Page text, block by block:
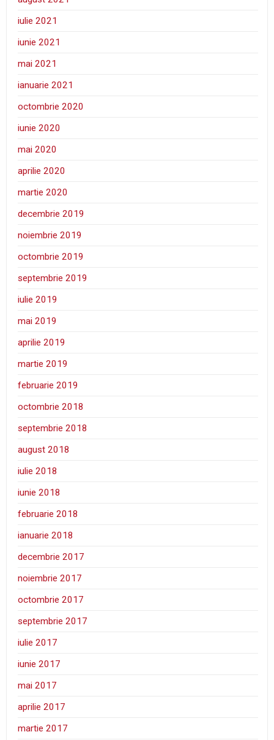
iulie 2021
iunie 2021
mai 2021
ianuarie 2021
octombrie 2020
iunie 2020
mai 2020
aprilie 2020
martie 2020
decembrie 2019
noiembrie 2019
octombrie 2019
septembrie 2019
iulie 2019
mai 2019
aprilie 2019
martie 2019
februarie 2019
octombrie 2018
septembrie 2018
august 2018
iulie 2018
iunie 2018
februarie 2018
ianuarie 2018
decembrie 2017
noiembrie 2017
octombrie 2017
septembrie 2017
iulie 2017
iunie 2017
mai 2017
aprilie 2017
martie 2017